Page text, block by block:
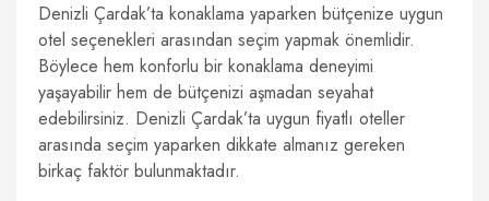
Denizli Çardak’ta konaklama yaparken bütçenize uygun
otel seçenekleri arasından seçim yapmak önemlidir.
Böylece hem konforlu bir konaklama deneyimi
yaşayabilir hem de bütçenizi aşmadan seyahat
edebilirsiniz. Denizli Çardak’ta uygun fiyatlı oteller
arasında seçim yaparken dikkate almanız gereken
birkaç faktör bulunmaktadır.